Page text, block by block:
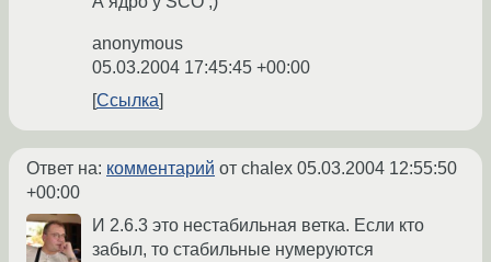
anonymous
05.03.2004 17:45:45 +00:00
Ссылка
Ответ на: комментарий от chalex 05.03.2004 12:55:50
+00:00
И 2.6.3 это нестабильная ветка. Если кто
забыл, то стабильные нумеруются